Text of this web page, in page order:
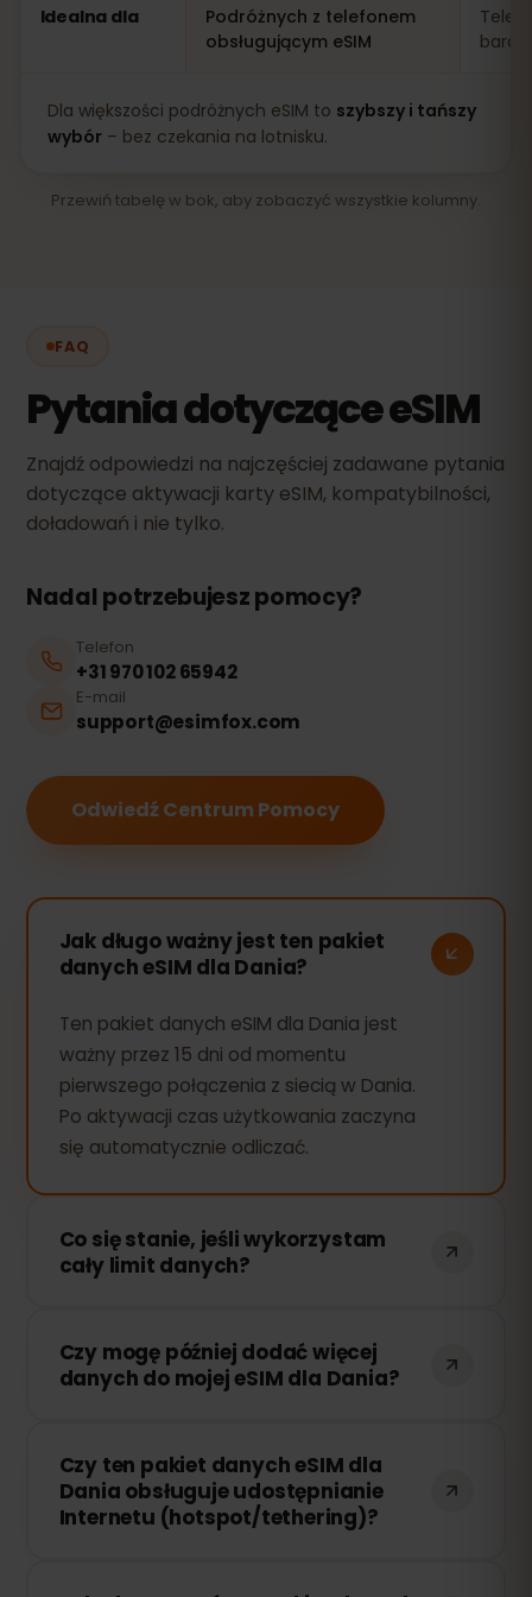
Idealna dla
Podróżnych z telefonem
obsługującym eSIM
Dla większości podróżnych eSIM to szybszy i tańszy
wybór– bez czekania na lotnisku.
Przewiń tabelę w bok, aby zobaczyć wszystkie kolumny.
FAQ
Pytania dotyczące eSIM
Znajdź odpowiedzi na najczęściej zadawane pytania
dotyczące aktywacji karty eSIM, kompatybilności,
doładowań i nie tylko.
Nadal potrzebujesz pomocy?
Telefon
+31 970 102 65942
E-mail
support@esimfox.com
Odwiedź Centrum Pomocy
Jak długo ważny jest ten pakiet
danych eSIM dla Dania?
Ten pakiet danych eSIM dla Dania jest
ważny przez 15 dni od momentu
pierwszego połączenia z siecią w Dania.
Po aktywacji czas użytkowania zaczyna
się automatycznie odliczać.
Co się stanie, jeśli wykorzystam
cały limit danych?
połączenie zostanie przerwane. Możesz
łatwo doładować swoją eSIM przez
Czy mogę później dodać więcej
danych do mojej eSIM dla Dania?
dowolnym momencie bez konieczności
ponownej instalacji eSIM. Wystarczy
zalogować się na swoje konto i wybrać
Czy ten pakiet danych eSIM dla
Dania obsługuje udostępnianie
Internetu (hotspot/tethering)?